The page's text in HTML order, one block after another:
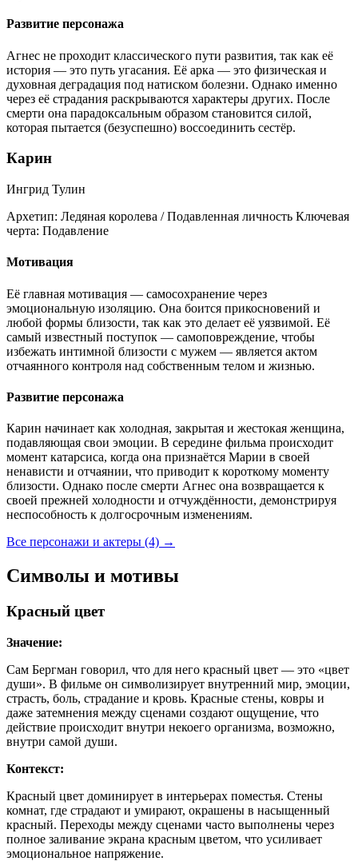
Развитие персонажа
Агнес не проходит классического пути развития, так как её
история — это путь угасания. Её арка — это физическая и
духовная деградация под натиском болезни. Однако именно
через её страдания раскрываются характеры других. После
смерти она парадоксальным образом становится силой,
которая пытается (безуспешно) воссоединить сестёр.
Карин
Ингрид Тулин
Архетип: Ледяная королева / Подавленная личность Ключевая
черта: Подавление
Мотивация
Её главная мотивация — самосохранение через
эмоциональную изоляцию. Она боится прикосновений и
любой формы близости, так как это делает её уязвимой. Её
самый известный поступок — самоповреждение, чтобы
избежать интимной близости с мужем — является актом
отчаянного контроля над собственным телом и жизнью.
Развитие персонажа
Карин начинает как холодная, закрытая и жестокая женщина,
подавляющая свои эмоции. В середине фильма происходит
момент катарсиса, когда она признаётся Марии в своей
ненависти и отчаянии, что приводит к короткому моменту
близости. Однако после смерти Агнес она возвращается к
своей прежней холодности и отчуждённости, демонстрируя
неспособность к долгосрочным изменениям.
Все персонажи и актеры (4) →
Символы и мотивы
Красный цвет
Значение:
Сам Бергман говорил, что для него красный цвет — это «цвет
души». В фильме он символизирует внутренний мир, эмоции,
страсть, боль, страдание и кровь. Красные стены, ковры и
даже затемнения между сценами создают ощущение, что
действие происходит внутри некоего организма, возможно,
внутри самой души.
Контекст:
Красный цвет доминирует в интерьерах поместья. Стены
комнат, где страдают и умирают, окрашены в насыщенный
красный. Переходы между сценами часто выполнены через
полное заливание экрана красным цветом, что усиливает
эмоциональное напряжение.